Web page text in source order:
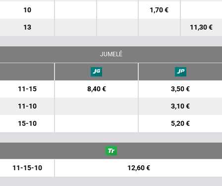
10 1,70 €
13 11,30 €
JUMELÉ
11-15 8,40 € 3,50 €
11-10 3,10 €
15-10 5,20 €
11-15-10 12,60 €